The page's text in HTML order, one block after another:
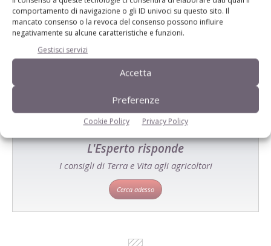
comportamento di navigazione o gli ID univoci su questo sito. Il
mancato consenso o la revoca del consenso possono influire
negativamente su alcune caratteristiche e funzioni.
Gestisci servizi
Accetta
Preferenze
Cookie Policy Privacy Policy
Catalogo Aziende e Prodotti
Un modo semplice per cercare un'azienda o un
Cerca adesso
L'Esperto risponde
I consigli di Terra e Vita agli agricoltori
Cerca adesso